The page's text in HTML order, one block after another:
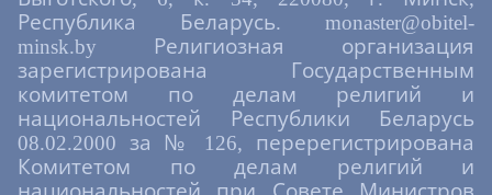
Республика Беларусь. monaster@obitel-
minsk.by Религиозная организация
зарегистрирована Государственным
комитетом по делам религий и
национальностей Республики Беларусь
08.02.2000 за № 126, перерегистрирована
Комитетом по делам религий и